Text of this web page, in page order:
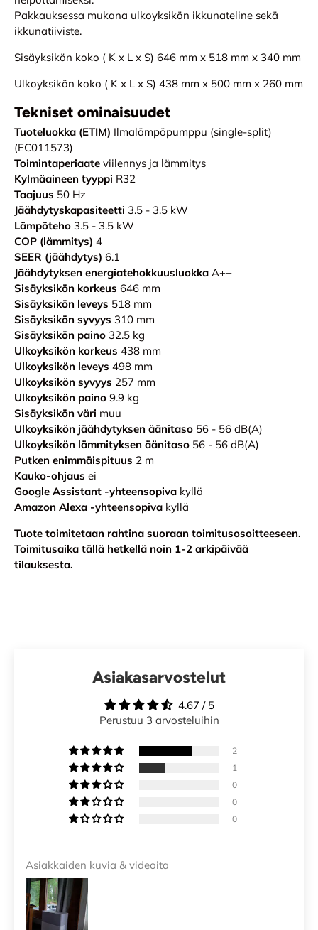
Pakkauksessa mukana ulkoyksikön ikkunateline sekä
ikkunatiiviste.
Sisäyksikön koko ( K x L x S) 646 mm x 518 mm x 340 mm
Ulkoyksikön koko ( K x L x S) 438 mm x 500 mm x 260 mm
Tekniset ominaisuudet
Tuoteluokka (ETIM) Ilmalämpöpumppu (single-split)
(EC011573)
Toimintaperiaate viilennys ja lämmitys
Kylmäaineen tyyppi R32
Taajuus 50 Hz
Jäähdytyskapasiteetti 3.5 - 3.5 kW
Lämpöteho 3.5 - 3.5 kW
COP (lämmitys) 4
SEER (jäähdytys) 6.1
Jäähdytyksen energiatehokkuusluokka A++
Sisäyksikön korkeus 646 mm
Sisäyksikön leveys 518 mm
Sisäyksikön syvyys 310 mm
Sisäyksikön paino 32.5 kg
Ulkoyksikön korkeus 438 mm
Ulkoyksikön leveys 498 mm
Ulkoyksikön syvyys 257 mm
Ulkoyksikön paino 9.9 kg
Sisäyksikön väri muu
Ulkoyksikön jäähdytyksen äänitaso 56 - 56 dB(A)
Ulkoyksikön lämmityksen äänitaso 56 - 56 dB(A)
Putken enimmäispituus 2 m
Kauko-ohjaus ei
Google Assistant -yhteensopiva kyllä
Amazon Alexa -yhteensopiva kyllä
Tuote toimitetaan rahtina suoraan toimitusosoitteeseen.
Toimitusaika tällä hetkellä noin 1-2 arkipäivää
tilauksesta.
Asiakasarvostelut
4.67 / 5
Perustuu 3 arvosteluihin
2
1
0
0
0
Asiakkaiden kuvia & videoita